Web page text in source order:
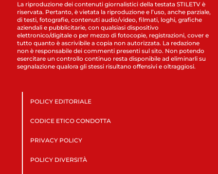
La riproduzione dei contenuti giornalistici della testata STILETV è
riservata. Pertanto, è vietata la riproduzione e l’uso, anche parziale,
di testi, fotografie, contenuti audio/video, filmati, loghi, grafiche
aziendali e pubblicitarie, con qualsiasi dispositivo
elettronico/digitale o per mezzo di fotocopie, registrazioni, cover e
tutto quanto è ascrivibile a copia non autorizzata. La redazione
non è responsabile dei commenti presenti sul sito. Non potendo
esercitare un controllo continuo resta disponibile ad eliminarli su
segnalazione qualora gli stessi risultano offensivi e oltraggiosi.
POLICY EDITORIALE
CODICE ETICO CONDOTTA
PRIVACY POLICY
POLICY DIVERSITÀ